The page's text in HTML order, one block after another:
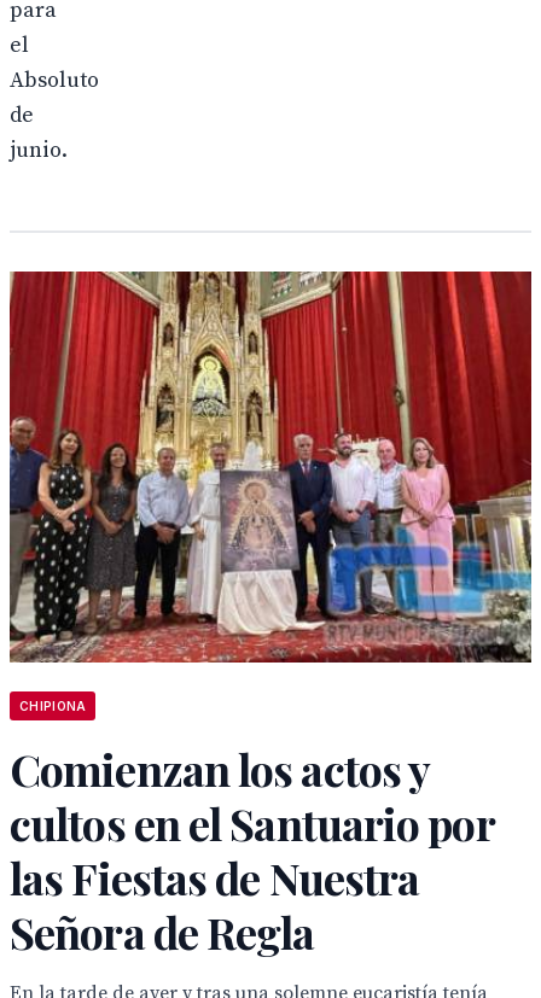
para
el
Absoluto
de
junio.
CHIPIONA
Comienzan los actos y
cultos en el Santuario por
las Fiestas de Nuestra
Señora de Regla
En la tarde de ayer y tras una solemne eucaristía tenía